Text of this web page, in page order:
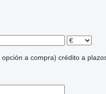
a compra) crédito a